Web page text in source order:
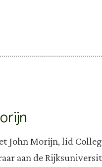
John Morijn, lid
aan de